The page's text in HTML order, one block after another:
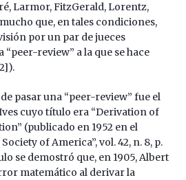
Larmor, FitzGerald, Lorentz,
que, en tales condiciones,
por un par de jueces
review” a la que se hace
pasar una “peer-review” fue el
cuyo título era “Derivation of
(publicado en 1952 en el
of America”, vol. 42, n. 8, p.
se demostró que, en 1905, Albert
matemático al derivar la